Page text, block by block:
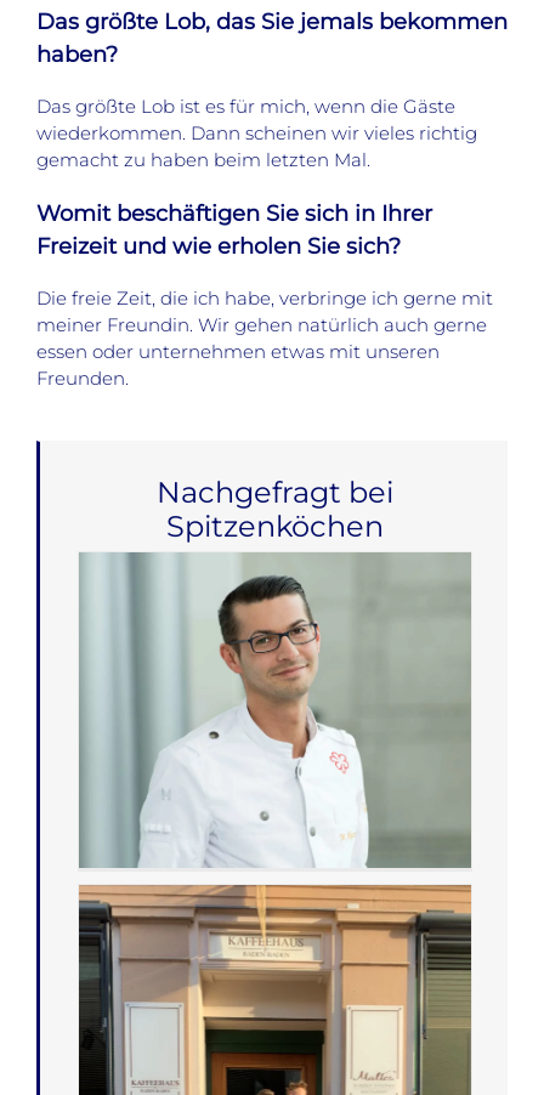
Das größte Lob, das Sie jemals bekommen
haben?
Das größte Lob ist es für mich, wenn die Gäste
wiederkommen. Dann scheinen wir vieles richtig
gemacht zu haben beim letzten Mal.
Womit beschäftigen Sie sich in Ihrer
Freizeit und wie erholen Sie sich?
Die freie Zeit, die ich habe, verbringe ich gerne mit
meiner Freundin. Wir gehen natürlich auch gerne
essen oder unternehmen etwas mit unseren
Freunden.
Nachgefragt bei
Spitzenköchen